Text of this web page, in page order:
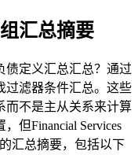
汇总摘要
债定义汇总汇总？通过
过滤器条件汇总。这些
而不是主从关系来计算
但Financial Services
汇总摘要，包括以下